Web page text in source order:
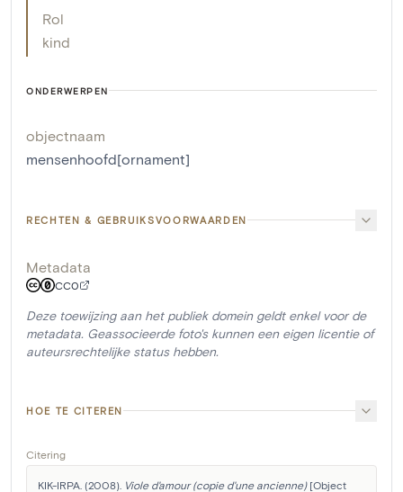
Rol
kind
ONDERWERPEN
objectnaam
mensenhoofd[ornament]
RECHTEN & GEBRUIKSVOORWAARDEN
Metadata
CC0
Deze toewijzing aan het publiek domein geldt enkel voor de
metadata. Geassocieerde foto's kunnen een eigen licentie of
auteursrechtelijke status hebben.
HOE TE CITEREN
Citering
KIK-IRPA. (2008). Viole d'amour (copie d'une ancienne) [Object